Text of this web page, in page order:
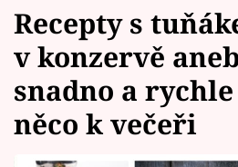
Témata
Celebrity
Vztahy
Recepty s
v konzervě
snadno a
něco k večeři